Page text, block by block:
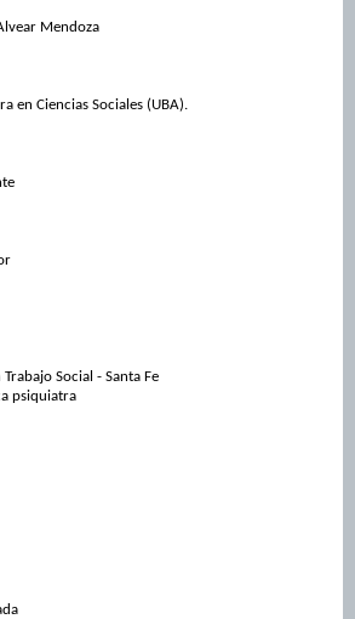
Mendoza
en Ciencias Sociales (UBA).
Trabajo Social - Santa Fe
psiquiatra